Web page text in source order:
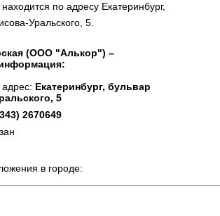
по адресу Екатеринбург,
Уральского, 5.
(ООО "Алькор") –
информация:
адрес: Екатеринбург, бульвар
5
2670649
в городе: